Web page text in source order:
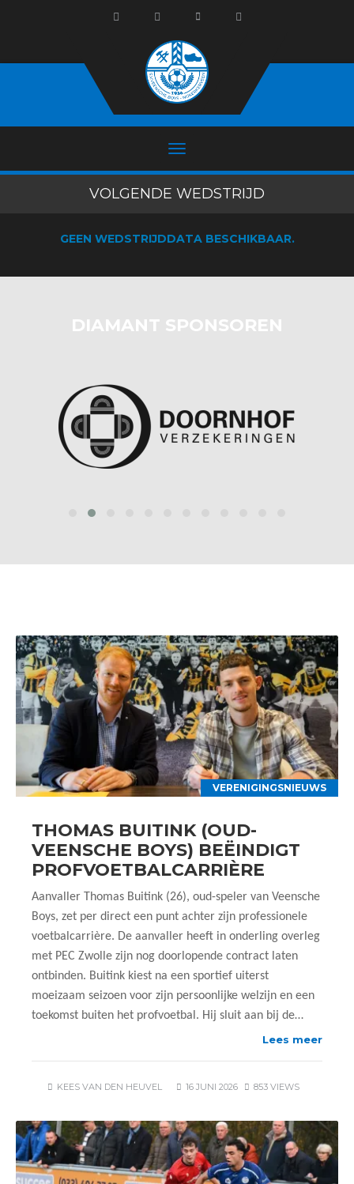
VOLGENDE WEDSTRIJD
GEEN WEDSTRIJDDATA BESCHIKBAAR.
DIAMANT SPONSOREN
VERENIGINGSNIEUWS
THOMAS BUITINK (OUD-
VEENSCHE BOYS) BEËINDIGT
PROFVOETBALCARRIÈRE
Aanvaller Thomas Buitink (26), oud-speler van Veensche
Boys, zet per direct een punt achter zijn professionele
voetbalcarrière. De aanvaller heeft in onderling overleg
met PEC Zwolle zijn nog doorlopende contract laten
ontbinden. Buitink kiest na een sportief uiterst
moeizaam seizoen voor zijn persoonlijke welzijn en een
toekomst buiten het profvoetbal. Hij sluit aan bij de…
Lees meer
KEES VAN DEN HEUVEL 16 JUNI 2026 853 VIEWS